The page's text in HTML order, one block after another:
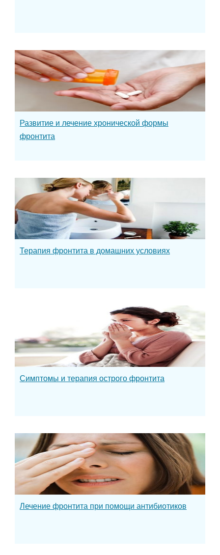
Развитие и лечение хронической формы
фронтита
Терапия фронтита в домашних условиях
Симптомы и терапия острого фронтита
Лечение фронтита при помощи антибиотиков